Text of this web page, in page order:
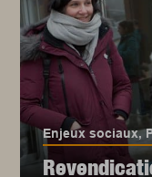
Enjeux sociaux,